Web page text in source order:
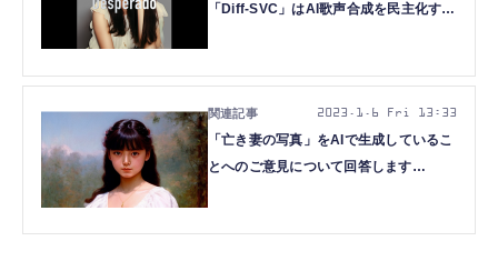
「Diff-SVC」はAI歌声合成を民主化する
「亡き妻の写真」をAIで生成しているこ
とへのご意見について回答します
2023.1.6 Fri 13:33